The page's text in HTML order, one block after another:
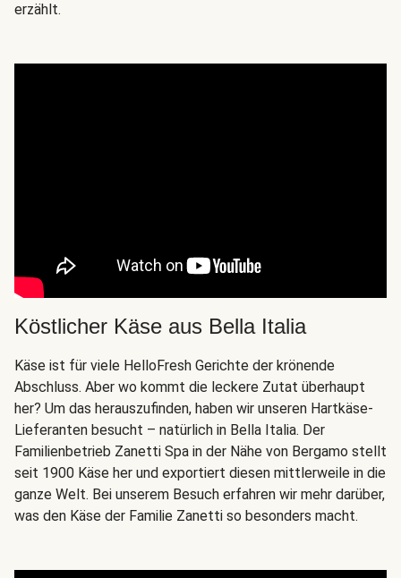
erzählt.
Köstlicher Käse aus Bella Italia
Käse ist für viele HelloFresh Gerichte der krönende
Abschluss. Aber wo kommt die leckere Zutat überhaupt
her? Um das herauszufinden, haben wir unseren Hartkäse-
Lieferanten besucht – natürlich in Bella Italia. Der
Familienbetrieb Zanetti Spa in der Nähe von Bergamo stellt
seit 1900 Käse her und exportiert diesen mittlerweile in die
ganze Welt. Bei unserem Besuch erfahren wir mehr darüber,
was den Käse der Familie Zanetti so besonders macht.